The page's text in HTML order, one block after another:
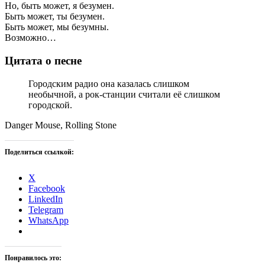
Но, быть может, я безумен.
Быть может, ты безумен.
Быть может, мы безумны.
Возможно…
Цитата о песне
Городским радио она казалась слишком
необычной, а рок-станции считали её слишком
городской.
Danger Mouse, Rolling Stone
Поделиться ссылкой:
X
Facebook
LinkedIn
Telegram
WhatsApp
Понравилось это: